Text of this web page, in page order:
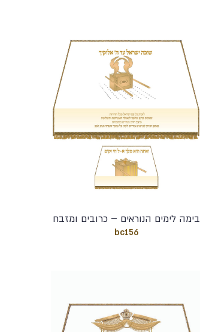
בימה לימים הנוראים – כרובים ומזבח
bc156